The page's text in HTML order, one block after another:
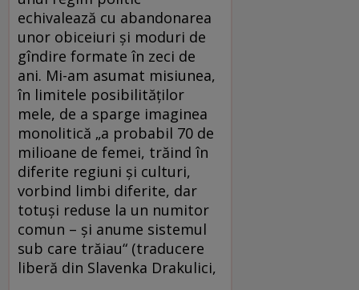
echivalează cu abandonarea
unor obiceiuri şi moduri de
gîndire formate în zeci de
ani. Mi-am asumat misiunea,
în limitele posibilităţilor
mele, de a sparge imaginea
monolitică „a probabil 70 de
milioane de femei, trăind în
diferite regiuni şi culturi,
vorbind limbi diferite, dar
totuşi reduse la un numitor
comun – şi anume sistemul
sub care trăiau“ (traducere
liberă din Slavenka Drakulici,